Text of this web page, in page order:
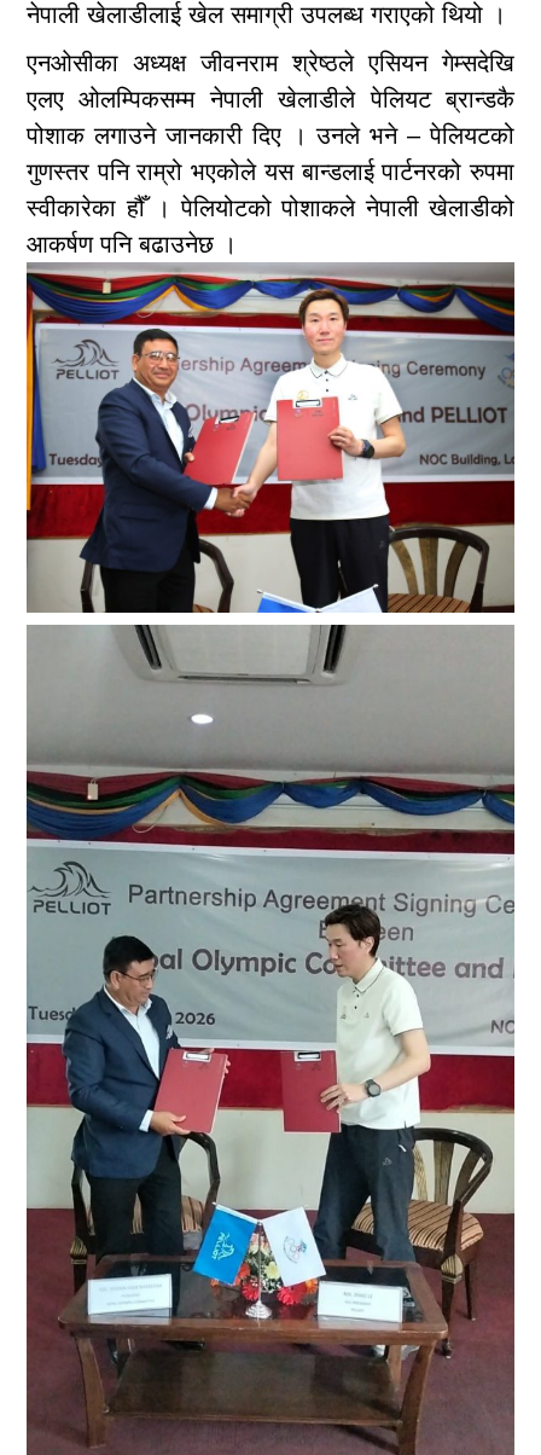
नेपाली खेलाडीलाई खेल समाग्री उपलब्ध गराएको थियो ।
एनओसीका अध्यक्ष जीवनराम श्रेष्ठले एसियन गेम्सदेखि
एलए ओलम्पिकसम्म नेपाली खेलाडीले पेलियट ब्रान्डकै
पोशाक लगाउने जानकारी दिए । उनले भने – पेलियटको
गुणस्तर पनि राम्रो भएकोले यस बान्डलाई पार्टनरको रुपमा
स्वीकारेका हौँ । पेलियोटको पोशाकले नेपाली खेलाडीको
आकर्षण पनि बढाउनेछ ।